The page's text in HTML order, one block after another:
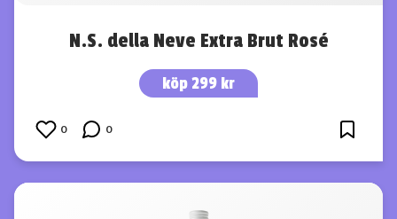
N.S. della Neve Extra Brut Rosé
köp 299 kr
0 0